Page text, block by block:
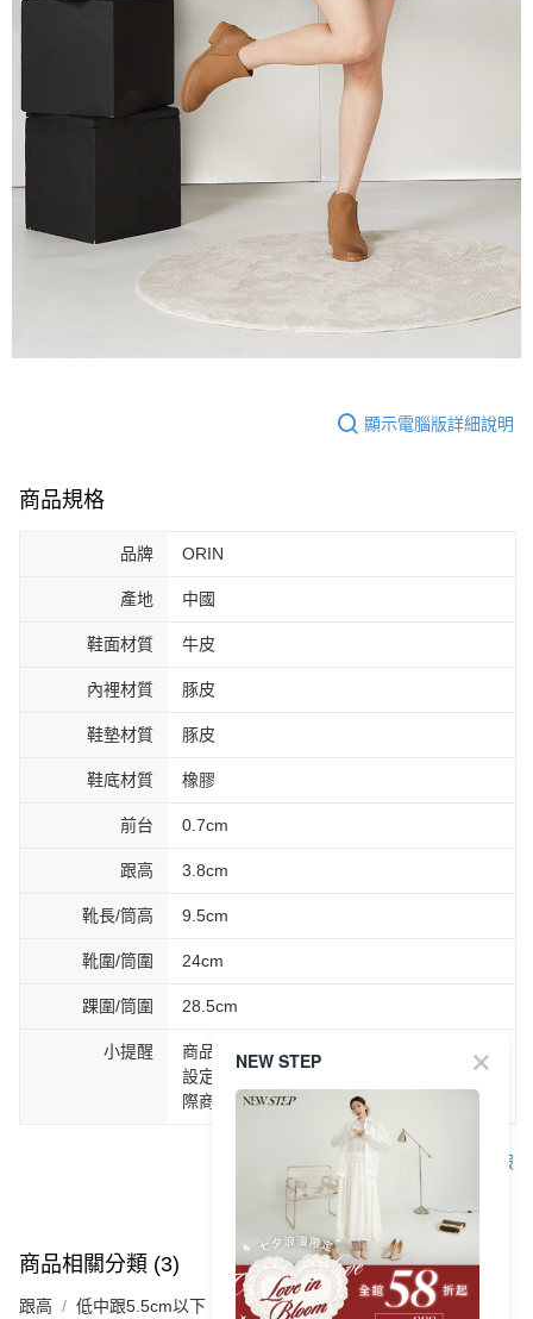
顯示電腦版詳細說明
商品規格
品牌 ORIN
產地 中國
鞋面材質 牛皮
內裡材質 豚皮
鞋墊材質 豚皮
鞋底材質 橡膠
前台 0.7cm
跟高 3.8cm
靴長/筒高 9.5cm
靴圍/筒圍 24cm
踝圍/筒圍 28.5cm
小提醒
商品圖片顏色會因拍攝燈光環境或個人螢幕
設定不同，而造成部份色差現象，顏色以實
際商品為主。
客服
商品相關分類 (3) 查看全部
跟高 低中跟5.5cm以下
NEW STEP